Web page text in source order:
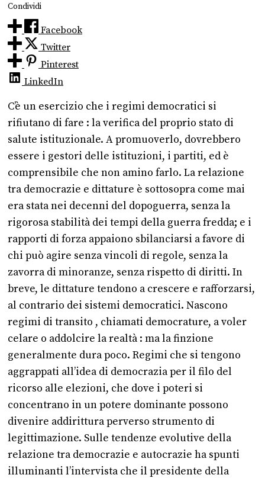
Condividi
Facebook
Twitter
Pinterest
LinkedIn
C’è un esercizio che i regimi democratici si
rifiutano di fare : la verifica del proprio stato di
salute istituzionale. A promuoverlo, dovrebbero
essere i gestori delle istituzioni, i partiti, ed è
comprensibile che non amino farlo. La relazione
tra democrazie e dittature è sottosopra come mai
era stata nei decenni del dopoguerra, senza la
rigorosa stabilità dei tempi della guerra fredda; e i
rapporti di forza appaiono sbilanciarsi a favore di
chi può agire senza vincoli di regole, senza la
zavorra di minoranze, senza rispetto di diritti. In
breve, le dittature tendono a crescere e rafforzarsi,
al contrario dei sistemi democratici. Nascono
regimi di transito , chiamati democrature, a voler
celare o addolcire la realtà : ma la finzione
generalmente dura poco. Regimi che si tengono
aggrappati all’idea di democrazia per il filo del
ricorso alle elezioni, che dove i poteri si
concentrano in un potere dominante possono
divenire addirittura perverso strumento di
legittimazione. Sulle tendenze evolutive della
relazione tra democrazie e autocrazie ha spunti
illuminanti l’intervista che il presidente della